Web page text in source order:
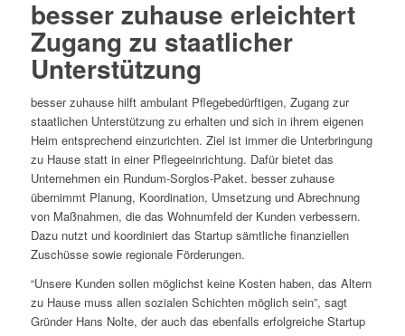
besser zuhause erleichtert
Zugang zu staatlicher
Unterstützung
besser zuhause hilft ambulant Pflegebedürftigen, Zugang zur
staatlichen Unterstützung zu erhalten und sich in ihrem eigenen
Heim entsprechend einzurichten. Ziel ist immer die Unterbringung
zu Hause statt in einer Pflegeeinrichtung. Dafür bietet das
Unternehmen ein Rundum-Sorglos-Paket. besser zuhause
übernimmt Planung, Koordination, Umsetzung und Abrechnung
von Maßnahmen, die das Wohnumfeld der Kunden verbessern.
Dazu nutzt und koordiniert das Startup sämtliche finanziellen
Zuschüsse sowie regionale Förderungen.
“Unsere Kunden sollen möglichst keine Kosten haben, das Altern
zu Hause muss allen sozialen Schichten möglich sein”, sagt
Gründer Hans Nolte, der auch das ebenfalls erfolgreiche Startup